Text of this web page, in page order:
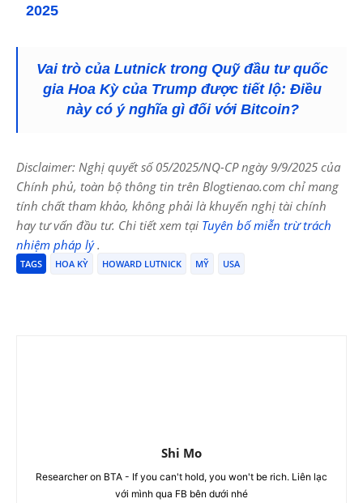
2025
Vai trò của Lutnick trong Quỹ đầu tư quốc
gia Hoa Kỳ của Trump được tiết lộ: Điều
này có ý nghĩa gì đối với Bitcoin?
Disclaimer: Nghị quyết số 05/2025/NQ-CP ngày 9/9/2025 của
Chính phủ, toàn bộ thông tin trên Blogtienao.com chỉ mang
tính chất tham khảo, không phải là khuyến nghị tài chính
hay tư vấn đầu tư. Chi tiết xem tại Tuyên bố miễn trừ trách
nhiệm pháp lý.
TAGS HOA KỲ HOWARD LUTNICK MỸ USA
Shi Mo
Researcher on BTA - If you can't hold, you won't be rich. Liên lạc
với mình qua FB bên dưới nhé